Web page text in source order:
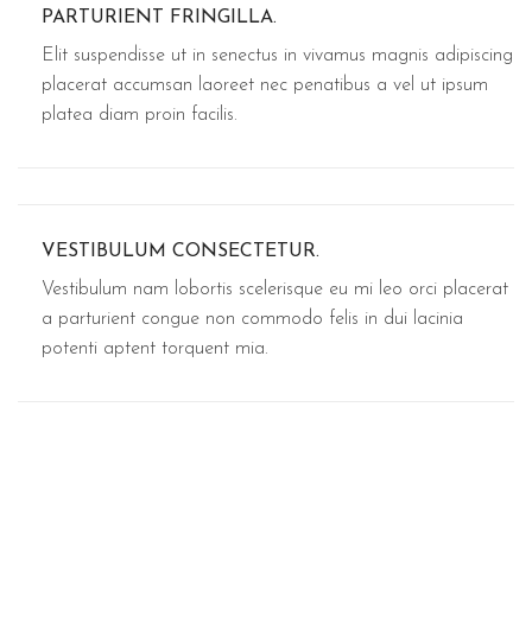
PARTURIENT FRINGILLA.
Elit suspendisse ut in senectus in vivamus magnis adipiscing
placerat accumsan laoreet nec penatibus a vel ut ipsum
platea diam proin facilis.
VESTIBULUM CONSECTETUR.
Vestibulum nam lobortis scelerisque eu mi leo orci placerat
a parturient congue non commodo felis in dui lacinia
potenti aptent torquent mia.